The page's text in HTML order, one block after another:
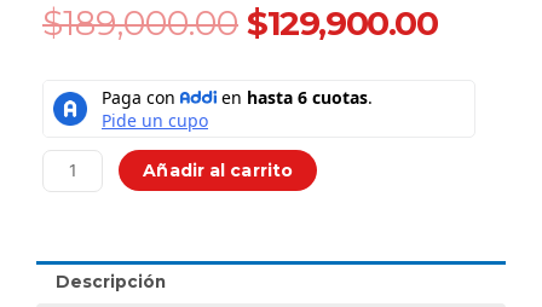
$189,000.00 Original
price
$189,000.00.
$129,900.00
Camara
Para
Carro
Frontal
Reversa
Añadir al carrito
Descripción